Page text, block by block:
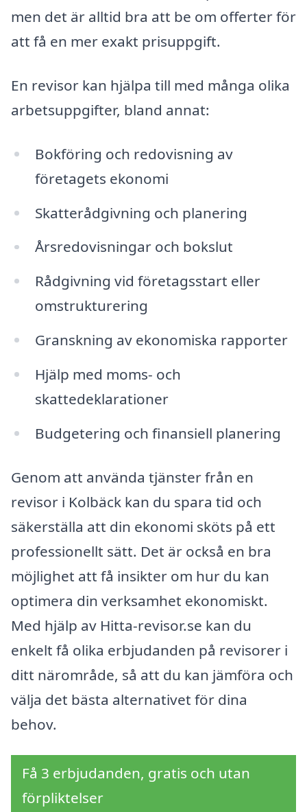
men det är alltid bra att be om offerter för
att få en mer exakt prisuppgift.
En revisor kan hjälpa till med många olika
arbetsuppgifter, bland annat:
Bokföring och redovisning av
företagets ekonomi
Skatterådgivning och planering
Årsredovisningar och bokslut
Rådgivning vid företagsstart eller
omstrukturering
Granskning av ekonomiska rapporter
Hjälp med moms- och
skattedeklarationer
Budgetering och finansiell planering
Genom att använda tjänster från en
revisor i Kolbäck kan du spara tid och
säkerställa att din ekonomi sköts på ett
professionellt sätt. Det är också en bra
möjlighet att få insikter om hur du kan
optimera din verksamhet ekonomiskt.
Med hjälp av Hitta-revisor.se kan du
enkelt få olika erbjudanden på revisorer i
ditt närområde, så att du kan jämföra och
välja det bästa alternativet för dina
behov.
Få 3 erbjudanden, gratis och utan
förpliktelser